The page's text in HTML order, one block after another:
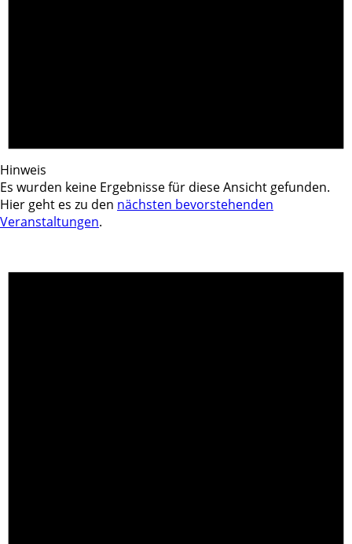
Hinweis
Es wurden keine Ergebnisse für diese Ansicht gefunden.
Hier geht es zu den nächsten bevorstehenden
Veranstaltungen.